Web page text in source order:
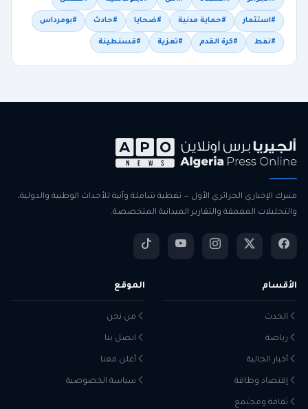
#استثمار #حماية مدنية #ضحايا #حادث #بومرداس
#نفط #كرة القدم #تعزية #قسنطينة
منبرك الإخباري الجزائري الأول — تغطية شاملة وآنية للأحداث الوطنية والدولية،
والتحليلات المعمقة والتقارير الميدانية المتخصصة.
الأقسام
الحدث
رياضة
أخبار الجالية
إقتصاد وطاقة
ثقافة ومجتمع
الموقع
من نحن
اتصل بنا
أعلن معنا
سياسة الخصوصية